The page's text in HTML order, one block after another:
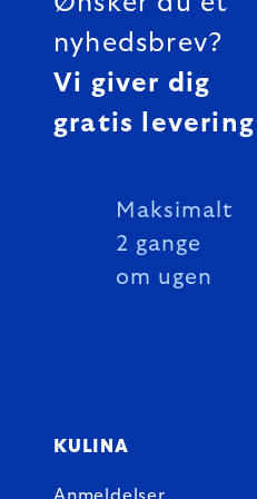
nyhedsbrev?
Vi giver dig
gratis levering
Maksimalt
2 gange
om ugen
KULINA